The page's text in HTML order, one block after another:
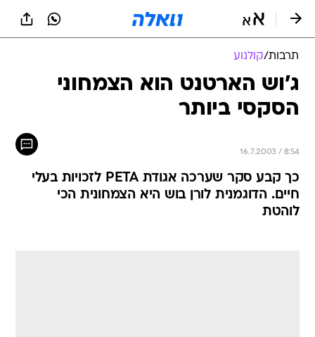
תרבות/קולנוע
ג'וש הארטנט הוא הצמחוני
הסקסי ביותר
16.7.2003 / 8:54
כך קבע סקר שערכה אגודת PETA לזכויות בעלי
חיים. הדוגמנית לורן בוש היא הצמחונית הכי
לוהטת